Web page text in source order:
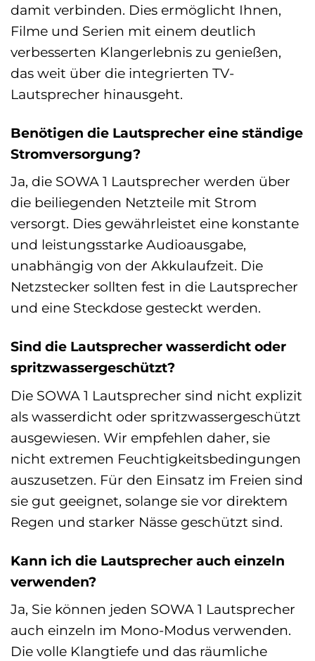
damit verbinden. Dies ermöglicht Ihnen,
Filme und Serien mit einem deutlich
verbesserten Klangerlebnis zu genießen,
das weit über die integrierten TV-
Lautsprecher hinausgeht.
Benötigen die Lautsprecher eine ständige
Stromversorgung?
Ja, die SOWA 1 Lautsprecher werden über
die beiliegenden Netzteile mit Strom
versorgt. Dies gewährleistet eine konstante
und leistungsstarke Audioausgabe,
unabhängig von der Akkulaufzeit. Die
Netzstecker sollten fest in die Lautsprecher
und eine Steckdose gesteckt werden.
Sind die Lautsprecher wasserdicht oder
spritzwassergeschützt?
Die SOWA 1 Lautsprecher sind nicht explizit
als wasserdicht oder spritzwassergeschützt
ausgewiesen. Wir empfehlen daher, sie
nicht extremen Feuchtigkeitsbedingungen
auszusetzen. Für den Einsatz im Freien sind
sie gut geeignet, solange sie vor direktem
Regen und starker Nässe geschützt sind.
Kann ich die Lautsprecher auch einzeln
verwenden?
Ja, Sie können jeden SOWA 1 Lautsprecher
auch einzeln im Mono-Modus verwenden.
Die volle Klangtiefe und das räumliche